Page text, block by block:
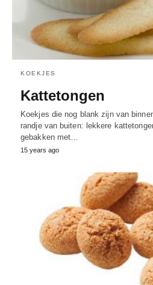
KOEKJES
Kattetongen
Koekjes die nog blank zijn van
randje van buiten: lekkere
gebakken met…
15 years ago